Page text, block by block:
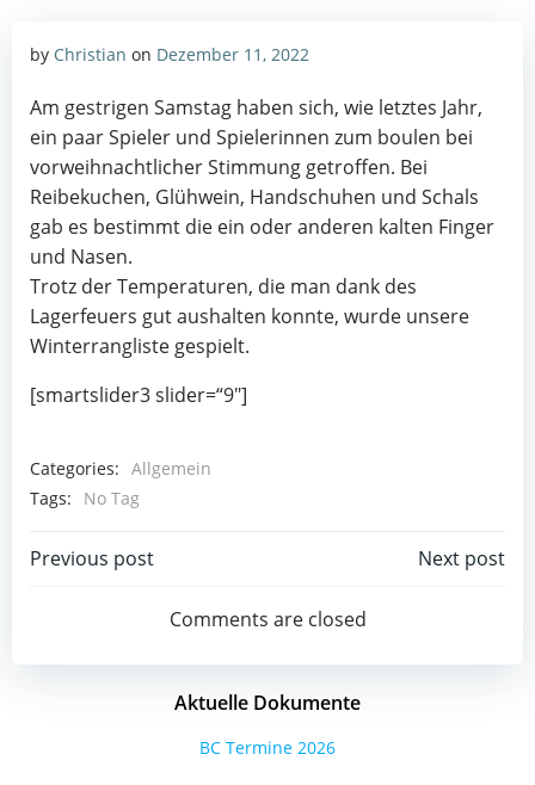
by Christian on Dezember 11, 2022
Am gestrigen Samstag haben sich, wie letztes Jahr,
ein paar Spieler und Spielerinnen zum boulen bei
vorweihnachtlicher Stimmung getroffen. Bei
Reibekuchen, Glühwein, Handschuhen und Schals
gab es bestimmt die ein oder anderen kalten Finger
und Nasen.
Trotz der Temperaturen, die man dank des
Lagerfeuers gut aushalten konnte, wurde unsere
Winterrangliste gespielt.
[smartslider3 slider=“9″]
Categories: Allgemein
Tags:
No Tag
Post
navigation
Previous post
navigation
Next post
Comments are closed
Aktuelle Dokumente
BC Termine 2026